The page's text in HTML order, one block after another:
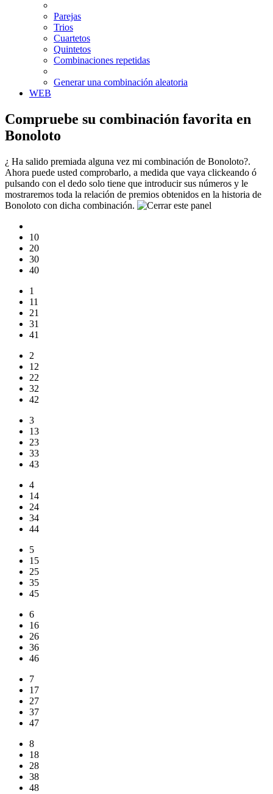
Parejas
Trios
Cuartetos
Quintetos
Combinaciones repetidas
Generar una combinación aleatoria
WEB
Compruebe su combinación favorita en
Bonoloto
¿ Ha salido premiada alguna vez mi combinación de Bonoloto?.
Ahora puede usted comprobarlo, a medida que vaya clickeando ó
pulsando con el dedo solo tiene que introducir sus números y le
mostraremos toda la relación de premios obtenidos en la historia de
Bonoloto con dicha combinación.
10
20
30
40
1
11
21
31
41
2
12
22
32
42
3
13
23
33
43
4
14
24
34
44
5
15
25
35
45
6
16
26
36
46
7
17
27
37
47
8
18
28
38
48